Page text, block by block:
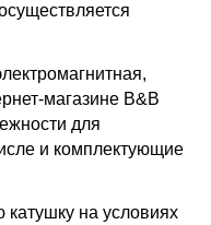
магазине B&B
для
и комплектующие
катушку на условиях